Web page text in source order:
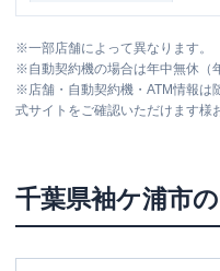
住所
千
ーバ
営業時間
平日
土曜
※一部店舗によって異なります。
※自動契約機の場合は年中無休（
※店舗・自動契約機・ATM情報
式サイトをご確認いただけます様
千葉県袖ケ浦市